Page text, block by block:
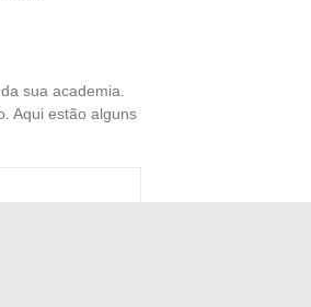
sua academia.
Aqui estão alguns